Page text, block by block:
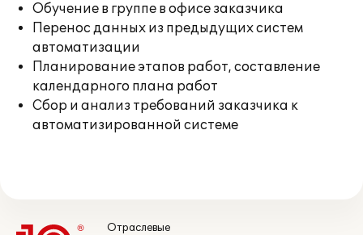
Обучение в группе в офисе заказчика
Перенос данных из предыдущих систем
автоматизации
Планирование этапов работ, составление
календарного плана работ
Сбор и анализ требований заказчика к
автоматизированной системе
Отраслевые